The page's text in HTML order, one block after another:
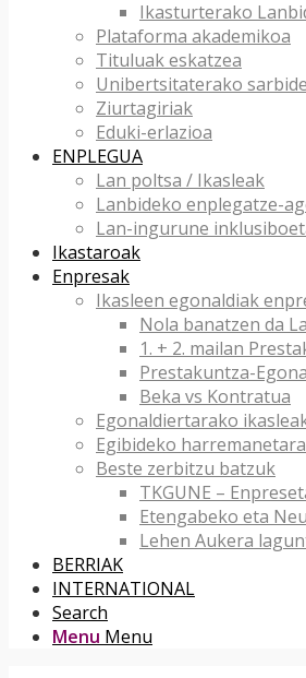
Ikasturterako
Plataforma akademikoa
Tituluak eskatzea
Unibertsitaterako
Ziurtagiriak
Eduki-erlazioa
ENPLEGUA
Lan poltsa / Ikasleak
Lanbideko enplegatze-
Lan-ingurune
Ikastaroak
Enpresak
Ikasleen egonaldiak
Nola banatzen da
1. + 2. mailan
Prestakuntza-
Beka vs Kontratua
Egonaldiertarako
Egibideko
Beste zerbitzu batzuk
TKGUNE –
Etengabeko eta
Lehen Aukera
BERRIAK
INTERNATIONAL
Search
Menu Menu